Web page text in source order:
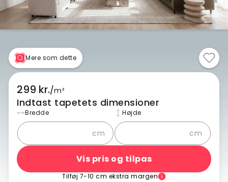
Mere som dette
299 kr./m²
Indtast tapetets dimensioner
Bredde
cm
Højde
cm
Vis pris og tilpas
Tilføj 7-10 cm ekstra margen